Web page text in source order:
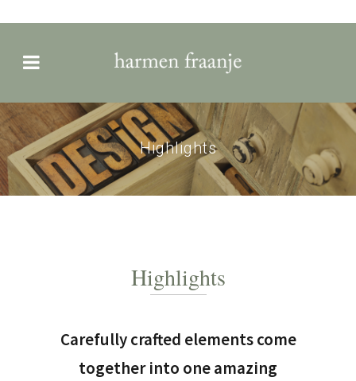
Highlights
Highlights
Carefully crafted elements come
together into one amazing